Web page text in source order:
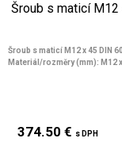
Šroub s maticí
Šroub s maticí M12 x 45 DIN
Materiál/rozměry (mm): M12 x
374.50 € s DPH